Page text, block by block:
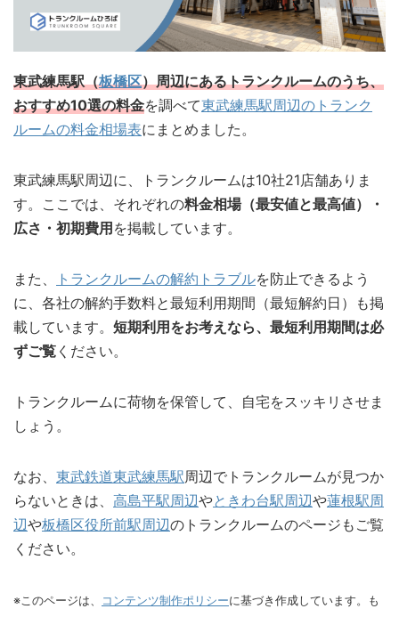
東武練馬駅（板橋区）周辺にあるトランクルームのうち、
おすすめ10選の料金を調べて東武練馬駅周辺のトランク
ルームの料金相場表にまとめました。
東武練馬駅周辺に、トランクルームは10社21店舗ありま
す。ここでは、それぞれの料金相場（最安値と最高値）・
広さ・初期費用 を掲載しています。
また、 トランクルームの解約トラブルを防止できるよう
に、各社の解約手数料と最短利用期間（最短解約日）も掲
載しています。 短期利用をお考えなら、最短利用期間は必
ずご覧 ください。
トランクルームに荷物を保管して、自宅をスッキリさせま
しょう。
なお、 東武鉄道東武練馬駅周辺でトランクルームが見つか
らないときは、 高島平駅周辺やときわ台駅周辺や蓮根駅周
辺や板橋区役所前駅周辺のトランクルームのページもご覧
ください。
※このページは、 コンテンツ制作ポリシーに基づき作成しています。も